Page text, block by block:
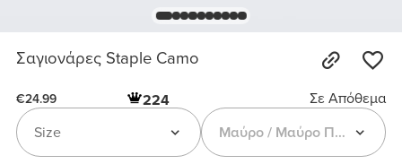
Σαγιονάρες Staple Camo
€24.99 224
Σε Απόθεμα
Μαύρο / Μαύρο
Size